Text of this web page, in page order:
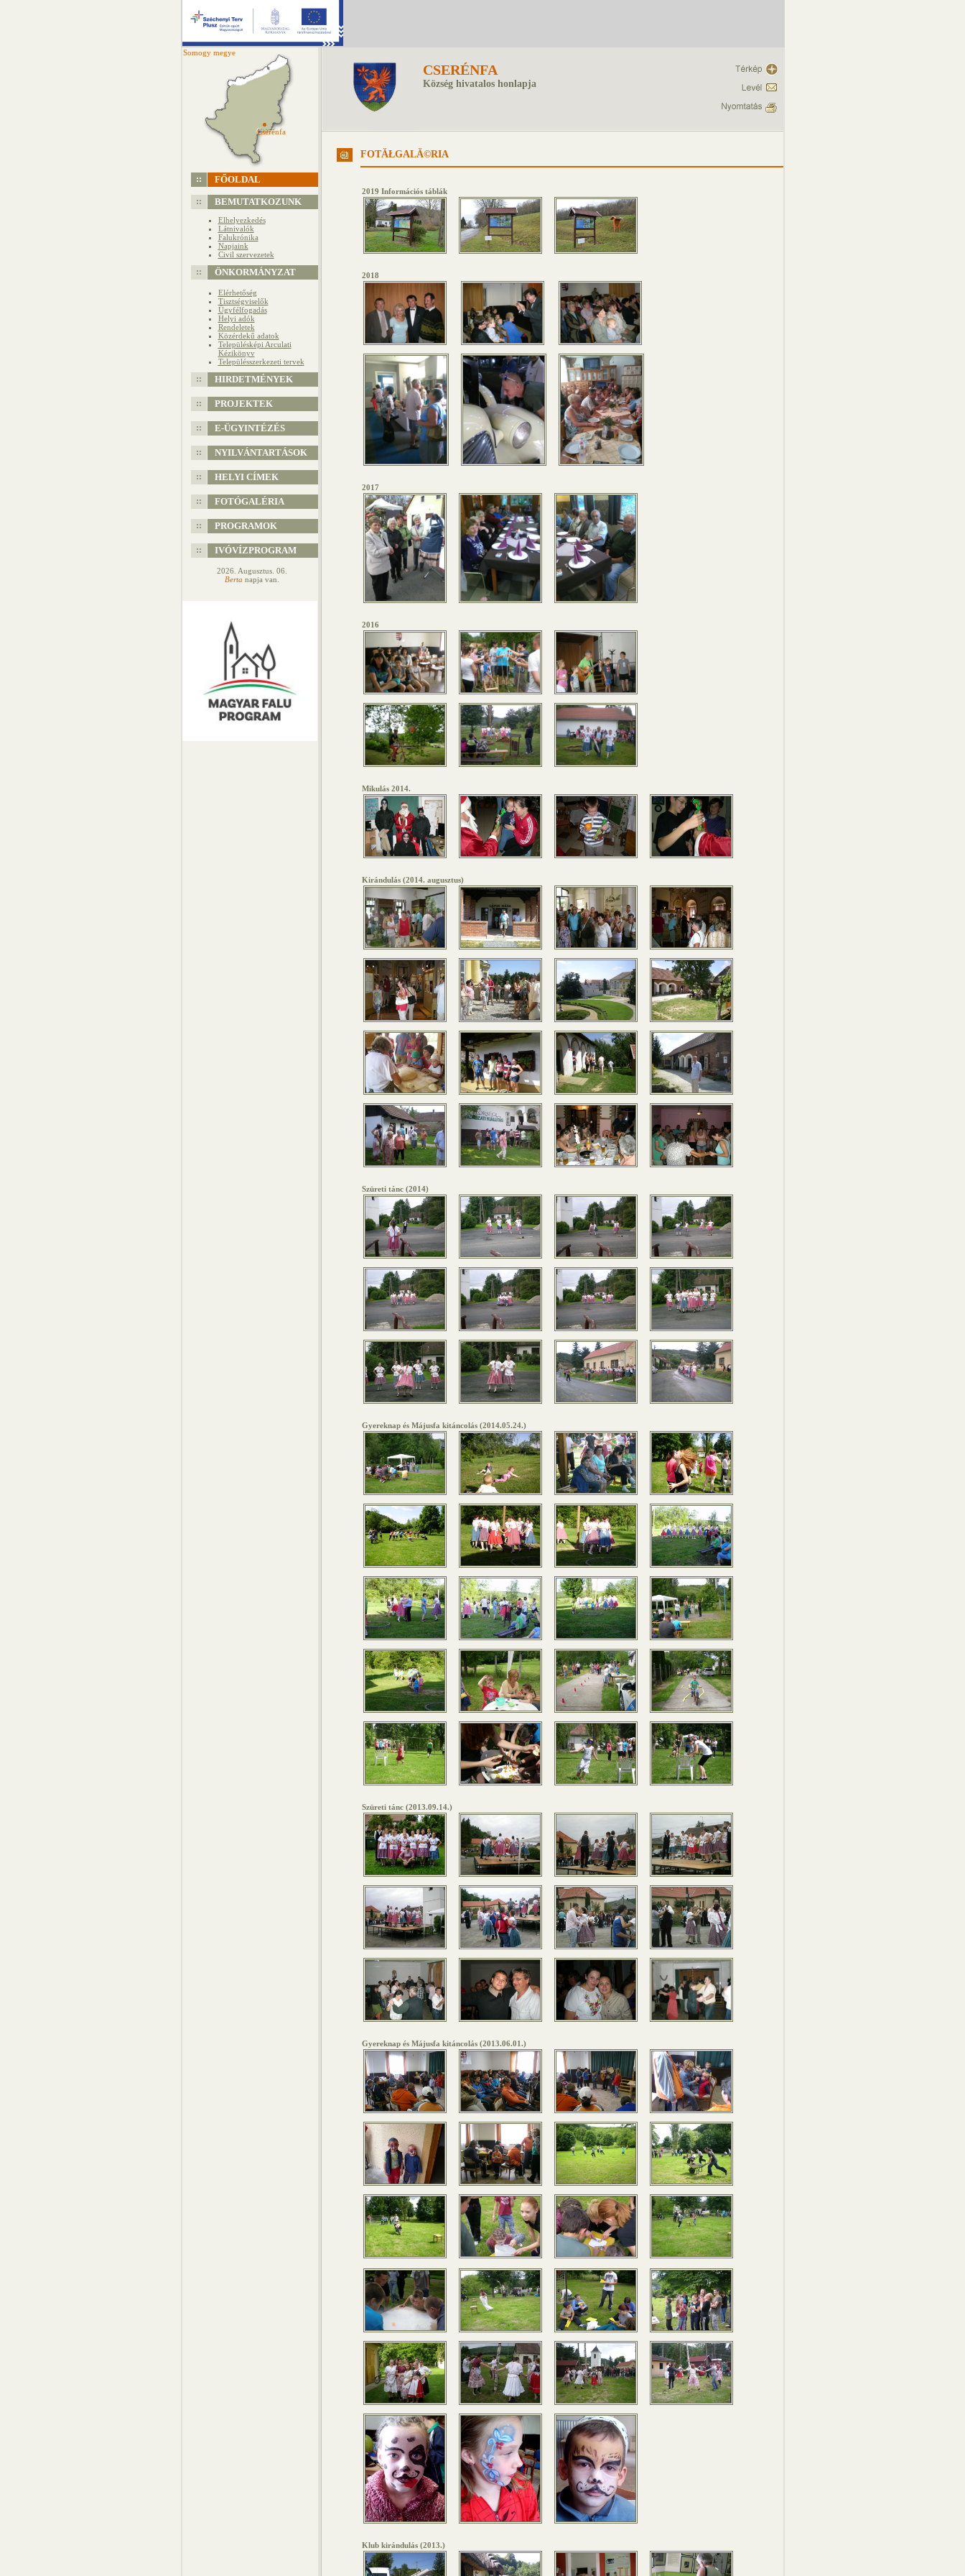
Somogy megye
Cserénfa
Cserénfa
FŐOLDAL
BEMUTATKOZUNK
Elhelyezkedés
Látnivalók
Falukrónika
Napjaink
Civil szervezetek
ÖNKORMÁNYZAT
Elérhetőség
Tisztségviselők
Ügyfélfogadás
Helyi adók
Rendeletek
Közérdekű adatok
Településképi Arculati
Kézikönyv
Településszerkezeti tervek
HIRDETMÉNYEK
PROJEKTEK
E-ÜGYINTÉZÉS
NYILVÁNTARTÁSOK
HELYI CÍMEK
FOTÓGALÉRIA
PROGRAMOK
IVÓVÍZPROGRAM
2026. Augusztus. 06.
Berta napja van.
CSERÉNFA
Község hivatalos honlapja
FOTĂŁGALĂ©RIA
2019 Információs táblák
2018
2017
2016
Mikulás 2014.
Kirándulás (2014. augusztus)
Szüreti tánc (2014)
Gyereknap és Májusfa kitáncolás (2014.05.24.)
Szüreti tánc (2013.09.14.)
Gyereknap és Májusfa kitáncolás (2013.06.01.)
Klub kirándulás (2013.)